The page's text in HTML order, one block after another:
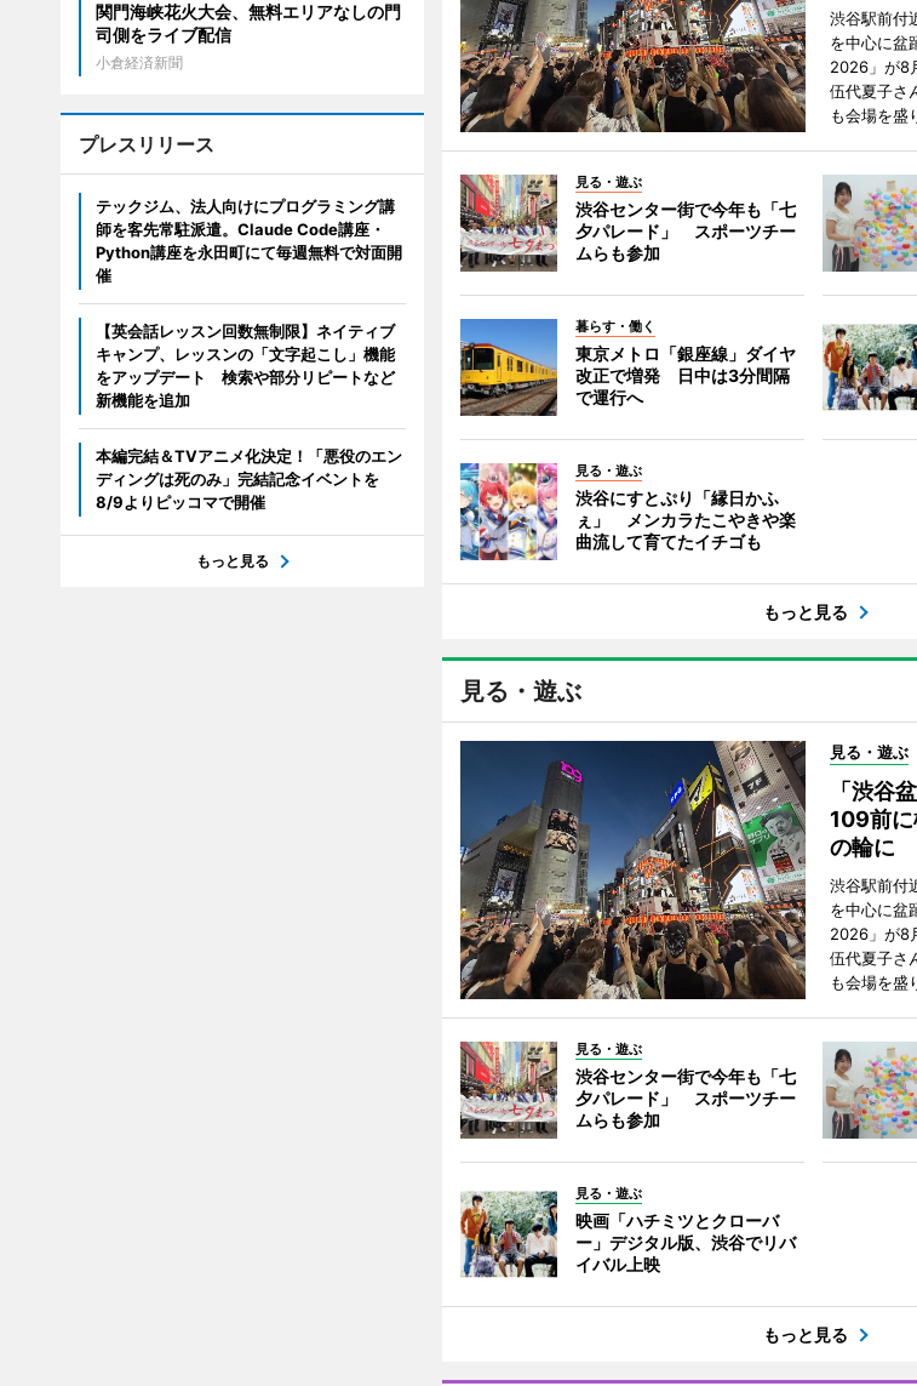
渋谷駅前付
を中心に盆
2026」が8
伍代夏子さ
も会場を盛
見る・遊ぶ
渋谷センター街で今年も「七
夕パレード」 スポーツチー
ムらも参加
暮らす・働く
東京メトロ「銀座線」ダイヤ
改正で増発 日中は3分間隔
で運行へ
見る・遊ぶ
渋谷にすとぷり「縁日かふ
ぇ」 メンカラたこやきや楽
曲流して育てたイチゴも
もっと見る
見る・遊ぶ
見る・遊ぶ
「渋谷
109前に
の輪に
渋谷駅前付
を中心に盆
2026」が8
伍代夏子さ
も会場を盛
見る・遊ぶ
渋谷センター街で今年も「七
夕パレード」 スポーツチー
ムらも参加
見る・遊ぶ
映画「ハチミツとクローバ
ー」デジタル版、渋谷でリバ
イバル上映
もっと見る
関門海峡花火大会、無料エリアなしの門
司側をライブ配信
小倉経済新聞
プレスリリース
テックジム、法人向けにプログラミング講
師を客先常駐派遣。Claude Code講座・
Python講座を永田町にて毎週無料で対面開
催
【英会話レッスン回数無制限】ネイティブ
キャンプ、レッスンの「文字起こし」機能
をアップデート 検索や部分リピートなど
新機能を追加
本編完結＆TVアニメ化決定！「悪役のエン
ディングは死のみ」完結記念イベントを
8/9よりピッコマで開催
もっと見る